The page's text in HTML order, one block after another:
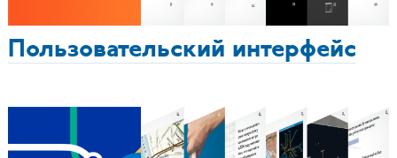
Пользовательский интерфейс